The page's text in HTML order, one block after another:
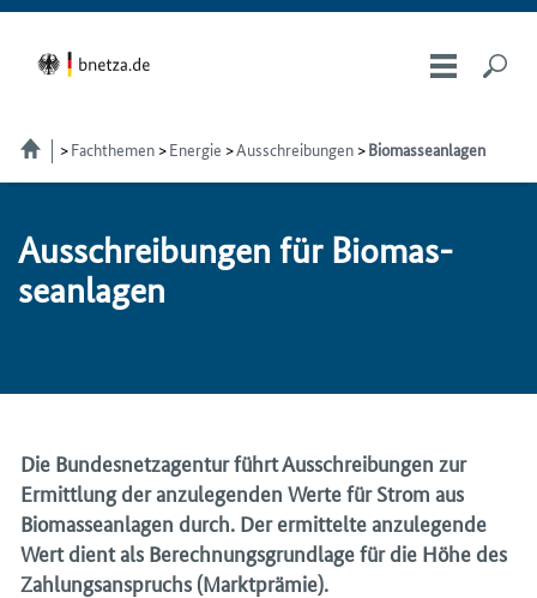
Fachthemen Energie Ausschreibungen Biomasseanlagen
Ausschreibungen für Bio­mas­
se­an­la­gen
Die Bundesnetzagentur führt Ausschreibungen zur
Ermittlung der anzulegenden Werte für Strom aus
Biomasseanlagen durch. Der ermittelte anzulegende
Wert dient als Berechnungsgrundlage für die Höhe des
Zahlungsanspruchs (Marktprämie).